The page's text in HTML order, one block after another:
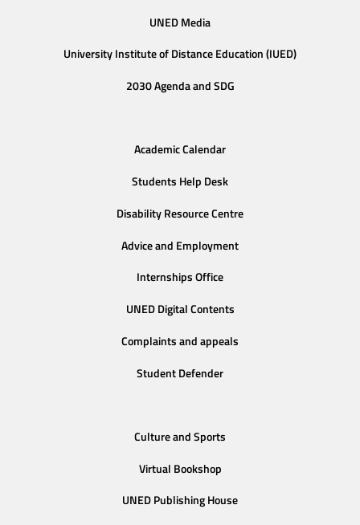
UNED Media
University Institute of Distance Education (IUED)
2030 Agenda and SDG
Academic Calendar
Students Help Desk
Disability Resource Centre
Advice and Employment
Internships Office
UNED Digital Contents
Complaints and appeals
Student Defender
Culture and Sports
Virtual Bookshop
UNED Publishing House